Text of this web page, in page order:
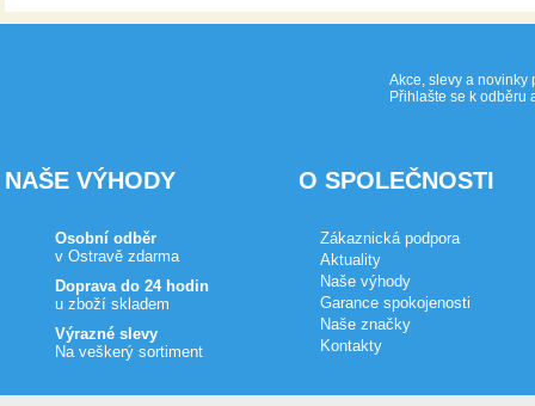
Akce, slevy a novinky
Přihlašte se k odběru
NAŠE VÝHODY
Osobní odběr
v Ostravě zdarma
Doprava do 24 hodin
u zboží skladem
Výrazné slevy
Na veškerý sortiment
O SPOLEČNOSTI
Zákaznická podpora
Aktuality
Naše výhody
Garance spokojenosti
Naše značky
Kontakty